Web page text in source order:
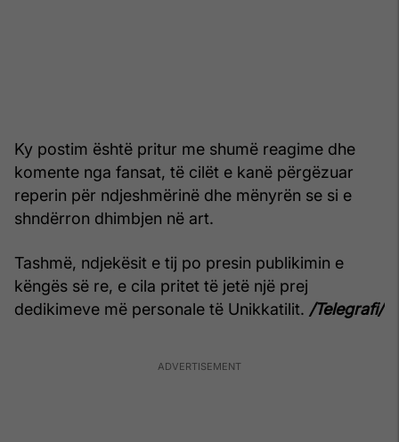
Ky postim është pritur me shumë reagime dhe
komente nga fansat, të cilët e kanë përgëzuar
reperin për ndjeshmërinë dhe mënyrën se si e
shndërron dhimbjen në art.
Tashmë, ndjekësit e tij po presin publikimin e
këngës së re, e cila pritet të jetë një prej
dedikimeve më personale të Unikkatilit. /Telegrafi/